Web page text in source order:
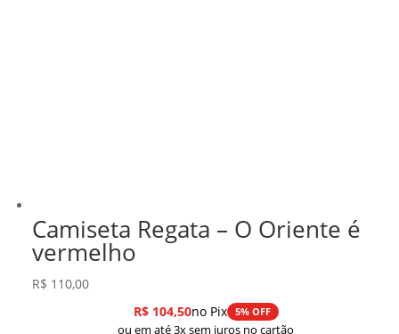
Camiseta Regata – O Oriente é
vermelho
R$ 110,00
R$104,50no Pix 5% OFF
ou em até 3x sem juros no cartão